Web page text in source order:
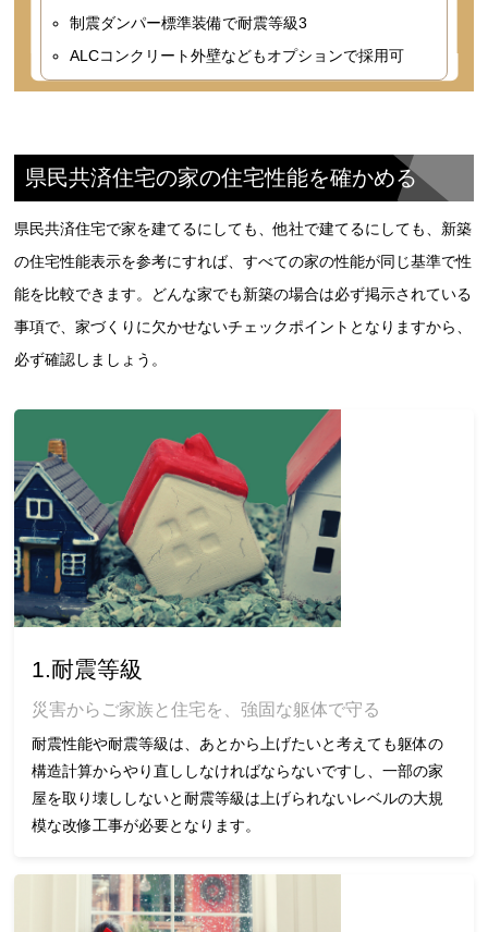
制震ダンパー標準装備で耐震等級3
ALCコンクリート外壁などもオプションで採用可
県民共済住宅の家の住宅性能を確かめる
県民共済住宅で家を建てるにしても、他社で建てるにしても、新築
の住宅性能表示を参考にすれば、すべての家の性能が同じ基準で性
能を比較できます。どんな家でも新築の場合は必ず掲示されている
事項で、家づくりに欠かせないチェックポイントとなりますから、
必ず確認しましょう。
1.耐震等級
災害からご家族と住宅を、強固な躯体で守る
耐震性能や耐震等級は、あとから上げたいと考えても躯体の
構造計算からやり直ししなければならないですし、一部の家
屋を取り壊ししないと耐震等級は上げられないレベルの大規
模な改修工事が必要となります。